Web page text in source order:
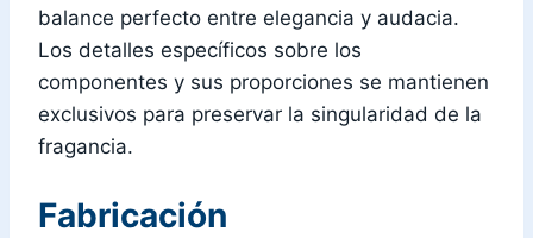
balance perfecto entre elegancia y audacia.
Los detalles específicos sobre los
componentes y sus proporciones se mantienen
exclusivos para preservar la singularidad de la
fragancia.
Fabricación